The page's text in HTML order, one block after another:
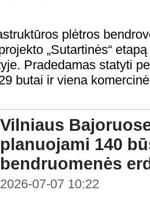
plėtros
„Sutartinės“
Pradedamas statyti
butai ir viena
Vilniaus
planuojami 140
bendruomenės
2026-07-07 10:22